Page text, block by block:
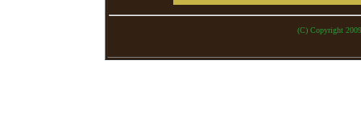
(C) Copyright